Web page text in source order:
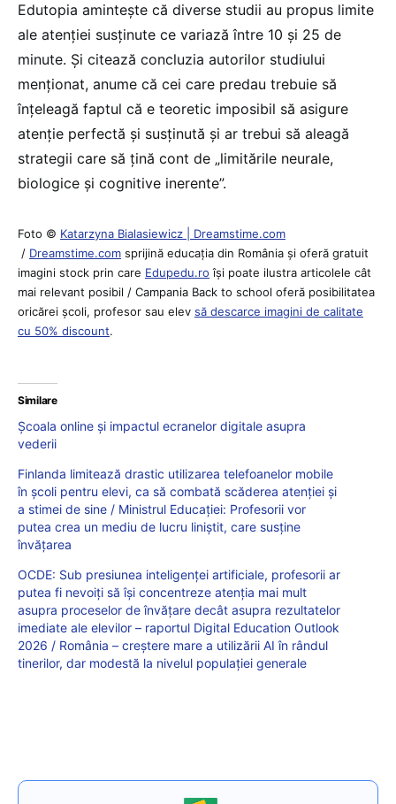
Edutopia amintește că diverse studii au propus limite
ale atenției susținute ce variază între 10 și 25 de
minute. Și citează concluzia autorilor studiului
menționat, anume că cei care predau trebuie să
înțeleagă faptul că e teoretic imposibil să asigure
atenție perfectă și susținută și ar trebui să aleagă
strategii care să țină cont de „limitările neurale,
biologice și cognitive inerente”.
Foto © Katarzyna Bialasiewicz | Dreamstime.com
/ Dreamstime.com sprijină educaţia din România şi oferă gratuit
imagini stock prin care Edupedu.ro îşi poate ilustra articolele cât
mai relevant posibil / Campania Back to school oferă posibilitatea
oricărei școli, profesor sau elev să descarce imagini de calitate
cu 50% discount.
Similare
Școala online și impactul ecranelor digitale asupra
vederii
Finlanda limitează drastic utilizarea telefoanelor mobile
în școli pentru elevi, ca să combată scăderea atenției și
a stimei de sine / Ministrul Educației: Profesorii vor
putea crea un mediu de lucru liniștit, care susține
învățarea
OCDE: Sub presiunea inteligenței artificiale, profesorii ar
putea fi nevoiți să își concentreze atenția mai mult
asupra proceselor de învățare decât asupra rezultatelor
imediate ale elevilor – raportul Digital Education Outlook
2026 / România – creștere mare a utilizării AI în rândul
tinerilor, dar modestă la nivelul populației generale